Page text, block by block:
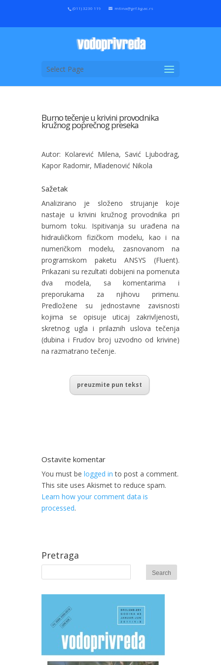
(011) 3230 119 mtina@grf.bg.ac.rs
Select Page
Burno tečenje u krivini provodnika
kružnog poprečnog preseka
Autor: Kolarević Milena, Savić Ljubodrag,
Kapor Radomir, Mladenović Nikola
Sažetak
Analizirano je složeno strujanje koje
nastaje u krivini kružnog provodnika pri
burnom toku. Ispitivanja su urađena na
hidrauličkom fizičkom modelu, kao i na
numeričkom modelu, zasnovanom na
programskom paketu ANSYS (Fluent).
Prikazani su rezultati dobijeni na pomenuta
dva modela, sa komentarima i
preporukama za njihovu primenu.
Predložene su jednostavne zavisnosti
kojima se opisuje uticaj zakrivljenosti,
skretnog ugla i prilaznih uslova tečenja
(dubina i Frudov broj uzvodno od krivine)
na razmatrano tečenje.
preuzmite pun tekst
Ostavite komentar
You must be logged in to post a comment.
This site uses Akismet to reduce spam.
Learn how your comment data is
processed.
Pretraga